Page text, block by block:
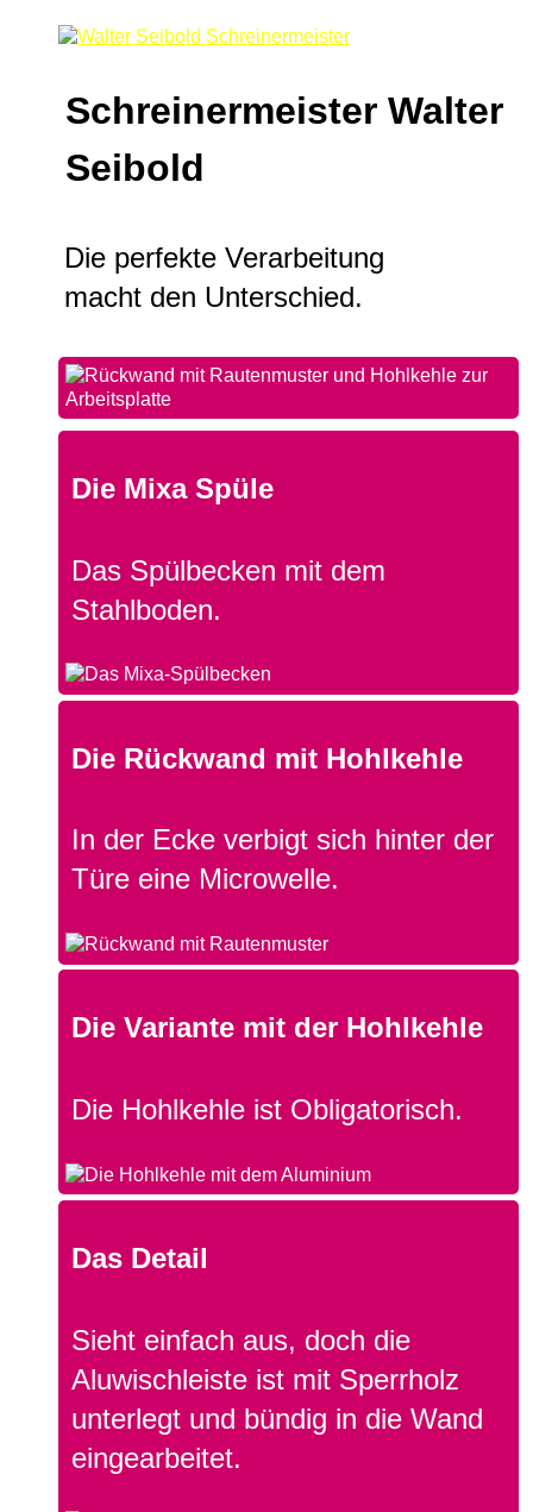
Schreinermeister Walter
Seibold
Die perfekte Verarbeitung
macht den Unterschied.
Die Mixa Spüle
Das Spülbecken mit dem
Stahlboden.
Die Rückwand mit Hohlkehle
In der Ecke verbigt sich hinter der
Türe eine Microwelle.
Die Variante mit der Hohlkehle
Die Hohlkehle ist Obligatorisch.
Das Detail
Sieht einfach aus, doch die
Aluwischleiste ist mit Sperrholz
unterlegt und bündig in die Wand
eingearbeitet.